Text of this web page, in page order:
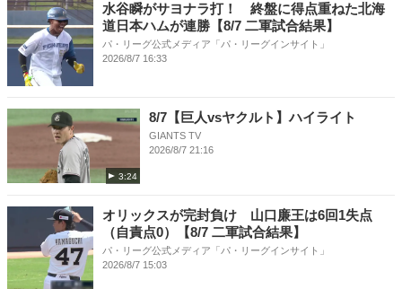
水谷瞬がサヨナラ打！ 終盤に得点重ねた北海
道日本ハムが連勝【8/7 二軍試合結果】
パ・リーグ公式メディア「パ・リーグインサイト」
2026/8/7 16:33
3:24
8/7【巨人vsヤクルト】ハイライト
GIANTS TV
2026/8/7 21:16
オリックスが完封負け 山口廉王は6回1失点
（自責点0）【8/7 二軍試合結果】
パ・リーグ公式メディア「パ・リーグインサイト」
2026/8/7 15:03